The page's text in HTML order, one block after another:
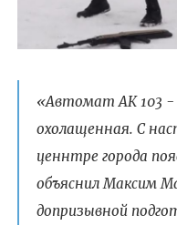
«Автомат АК 103 -
охолащенная. С
ценнтре города
объяснил Максим
допризывной